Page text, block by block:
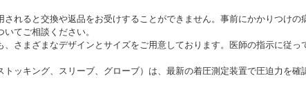
れると交換や返品をお受けすることができません。事前にかかりつけの
てご相談ください。
さまざまなデザインとサイズをご用意しております。医師の指示に従っ
ッキング、スリーブ、グローブ）は、最新の着圧測定装置で圧迫力を確